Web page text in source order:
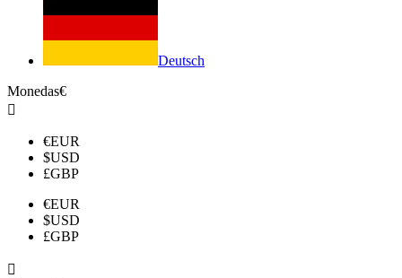
Deutsch
Monedas€

€EUR
$USD
£GBP
€EUR
$USD
£GBP
